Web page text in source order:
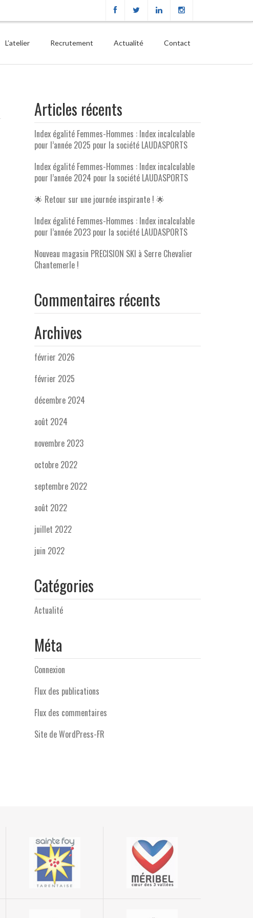
L’atelier Recrutement Actualité Contact
Articles récents
Index égalité Femmes-Hommes : Index incalculable
pour l’année 2025 pour la société LAUDASPORTS
Index égalité Femmes-Hommes : Index incalculable
pour l’année 2024 pour la société LAUDASPORTS
🌟 Retour sur une journée inspirante ! 🌟
Index égalité Femmes-Hommes : Index incalculable
pour l’année 2023 pour la société LAUDASPORTS
Nouveau magasin PRECISION SKI à Serre Chevalier
Chantemerle !
Commentaires récents
Archives
février 2026
février 2025
décembre 2024
août 2024
novembre 2023
octobre 2022
septembre 2022
août 2022
juillet 2022
juin 2022
Catégories
Actualité
Méta
Connexion
Flux des publications
Flux des commentaires
Site de WordPress-FR